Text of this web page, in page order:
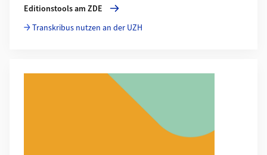
Editionstools am ZDE
Transkribus nutzen an der UZH
Mehr zu Nützliche Links